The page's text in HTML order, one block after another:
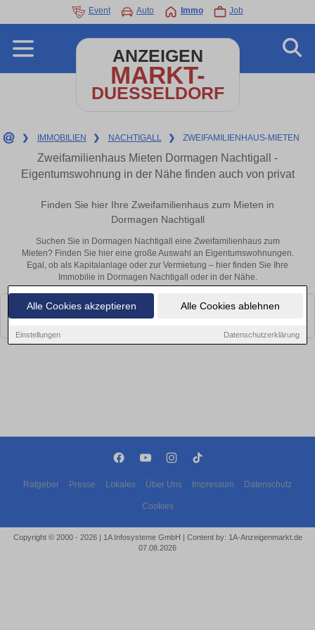
Alle Cookies akzeptieren Alle Cookies ablehnen
Einstellungen Datenschutzerklärung
Event Auto Immo Job
ANZEIGEN
MARKT-
DUESSELDORF
❯ IMMOBILIEN ❯ NACHTIGALL ❯ ZWEIFAMILIENHAUS-MIETEN
Zweifamilienhaus Mieten Dormagen Nachtigall -
Eigentumswohnung in der Nähe finden auch von privat
Finden Sie hier Ihre Zweifamilienhaus zum Mieten in
Dormagen Nachtigall
Suchen Sie in Dormagen Nachtigall eine Zweifamilienhaus zum
Mieten? Finden Sie hier eine große Auswahl an Eigentumswohnungen.
Egal, ob als Kapitalanlage oder zur Vermietung – hier finden Sie Ihre
Immobilie in Dormagen Nachtigall oder in der Nähe.
Leider konnten wir derzeit keine passenden Objekte finden. Schauen Sie
bald wieder vorbei!
Ratgeber Presse Lokales Über Uns Impressum Datenschutz
Cookies
Copyright © 2000 - 2026 | 1A Infosysteme GmbH | Content by: 1A-Anzeigenmarkt.de
07.08.2026